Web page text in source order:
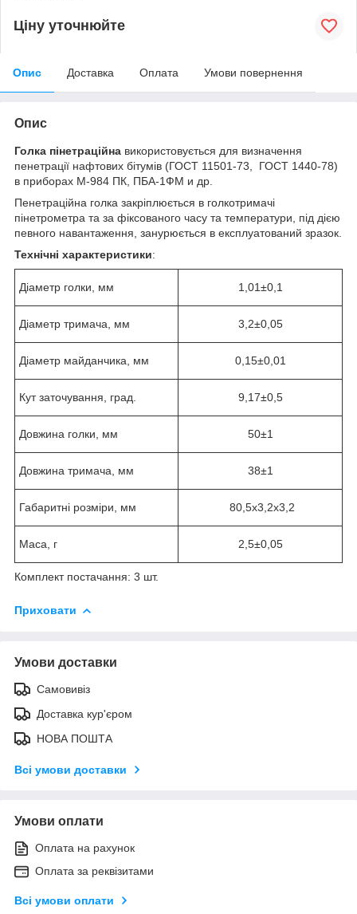
Ціну уточнюйте
Опис Доставка Оплата Умови повернення
Опис
Голка пінетраційна використовується для визначення
пенетрації нафтових бітумів (ГОСТ 11501-73, ГОСТ 1440-78)
в приборах М-984 ПК, ПБА-1ФМ и др.
Пенетраційна голка закріплюється в голкотримачі
пінетрометра та за фіксованого часу та температури, під дією
певного навантаження, занурюється в експлуатований зразок.
Технічні характеристики:
Діаметр голки, мм 1,01±0,1
Діаметр тримача, мм 3,2±0,05
Діаметр майданчика, мм 0,15±0,01
Кут заточування, град. 9,17±0,5
Довжина голки, мм 50±1
Довжина тримача, мм 38±1
Габаритні розміри, мм 80,5х3,2х3,2
Маса, г 2,5±0,05
Комплект постачання: 3 шт.
Приховати
Умови доставки
Самовивіз
Доставка кур'єром
НОВА ПОШТА
Всі умови доставки
Умови оплати
Оплата на рахунок
Оплата за реквізитами
Всі умови оплати